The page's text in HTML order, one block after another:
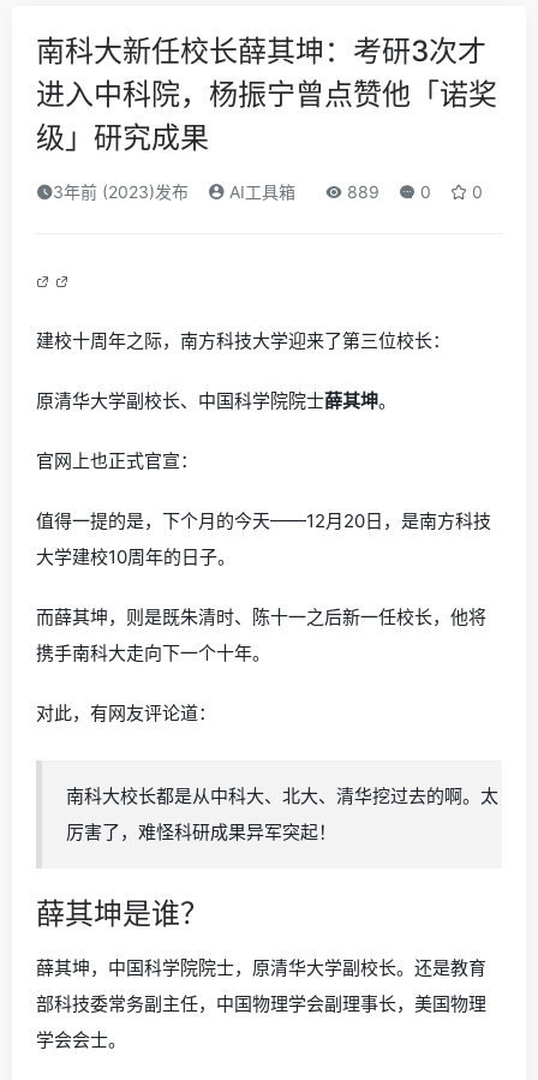
南科大新任校长薛其坤：考研3次才
进入中科院，杨振宁曾点赞他「诺奖
级」研究成果
3年前 (2023)发布 AI工具箱 889 0 0
建校十周年之际，南方科技大学迎来了第三位校长：
原清华大学副校长、中国科学院院士薛其坤。
官网上也正式官宣：
值得一提的是，下个月的今天——12月20日，是南方科技
大学建校10周年的日子。
而薛其坤，则是既朱清时、陈十一之后新一任校长，他将
携手南科大走向下一个十年。
对此，有网友评论道：
南科大校长都是从中科大、北大、清华挖过去的啊。太
厉害了，难怪科研成果异军突起！
薛其坤是谁？
薛其坤，中国科学院院士，原清华大学副校长。还是教育
部科技委常务副主任，中国物理学会副理事长，美国物理
学会会士。